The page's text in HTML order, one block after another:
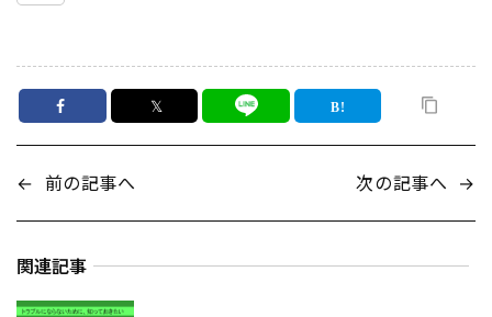
𝕏
← 前の記事へ 次の記事へ →
関連記事